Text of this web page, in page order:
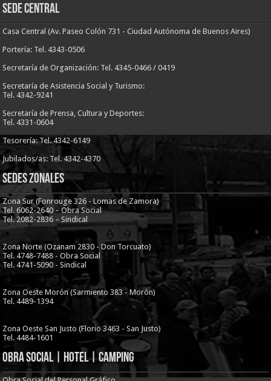
Sede Central
Casa Central (Av. Paseo Colón 731 - Ciudad Autónoma de Buenos Aires)
Portería: Tel. 4343-0506
Secretaría de Organización: Tel. 4345-0466 / 0419
Secretaría de Asistencia Social y Turismo:
Tel. 4342-9241
Secretaría de Prensa, Cultura y Deportes:
Tel. 4331-0604
Tesorería: Tel. 4342-6149
Jubilados/as: Tel. 4342-4370
Sedes Zonales
Zona Sur (Fonrouge 326 - Lomas de Zamora)
Tel. 6062-2640 – Obra Social
Tel. 2082-2836 – Sindical
Zona Norte (Ozanam 2830 - Don Torcuato)
Tel. 4748-7488 - Obra Social
Tel. 4741-5090 - Sindical
Zona Oeste Morón (Sarmiento 383 - Morón)
Tel. 4489-1394
Zona Oeste San Justo (Florio 3463 - San Justo)
Tel. 4484-1601
Obra Social | Hotel | Camping